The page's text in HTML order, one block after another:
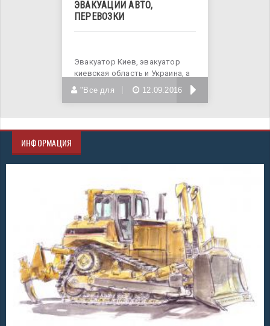
ЭВАКУАЦИИ АВТО,
ПЕРЕВОЗКИ
Эвакуатор Киев, эвакуатор
киевская область и Украина, а
также услуги
"Все для 12.09.2016
ИНФОРМАЦИЯ